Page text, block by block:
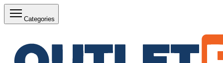
Categories